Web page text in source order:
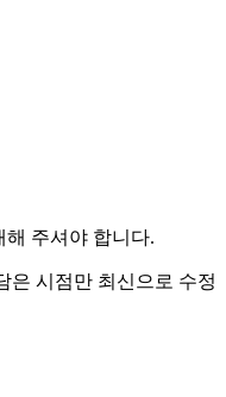
해 주셔야 합니다.
은 시점만 최신으로 수정